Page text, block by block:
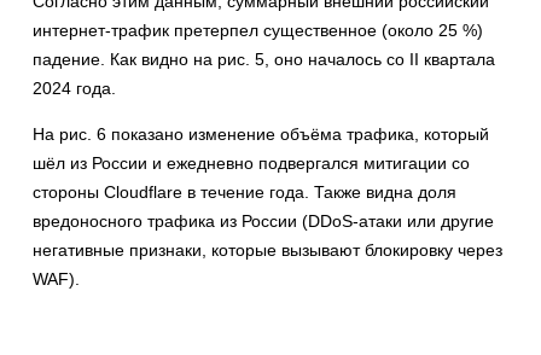
интернет-трафик претерпел существенное (около 25 %)
падение. Как видно на рис. 5, оно началось со II квартала
2024 года.
На рис. 6 показано изменение объёма трафика, который
шёл из России и ежедневно подвергался митигации со
стороны Cloudflare в течение года. Также видна доля
вредоносного трафика из России (DDoS-атаки или другие
негативные признаки, которые вызывают блокировку через
WAF).